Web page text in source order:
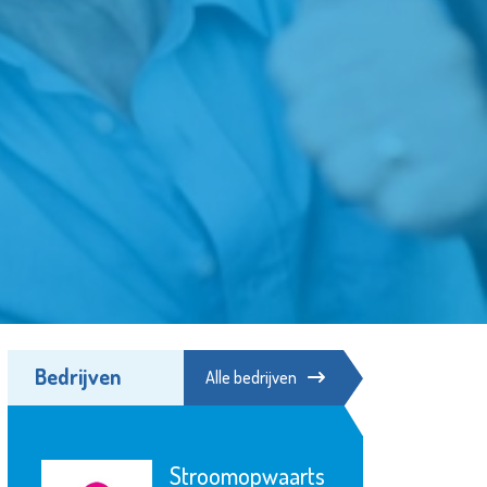
Bedrijven Alle bedrijven
MenL Adviseurs